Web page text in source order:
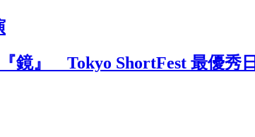
鏡』 Tokyo ShortFest 最優秀